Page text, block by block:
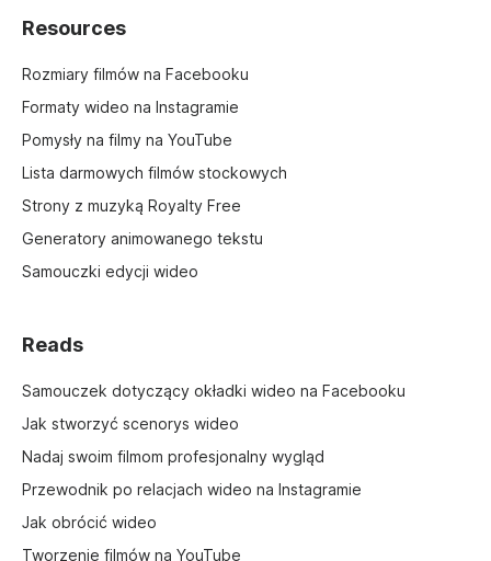
Resources
Rozmiary filmów na Facebooku
Formaty wideo na Instagramie
Pomysły na filmy na YouTube
Lista darmowych filmów stockowych
Strony z muzyką Royalty Free
Generatory animowanego tekstu
Samouczki edycji wideo
Reads
Samouczek dotyczący okładki wideo na Facebooku
Jak stworzyć scenorys wideo
Nadaj swoim filmom profesjonalny wygląd
Przewodnik po relacjach wideo na Instagramie
Jak obrócić wideo
Tworzenie filmów na YouTube